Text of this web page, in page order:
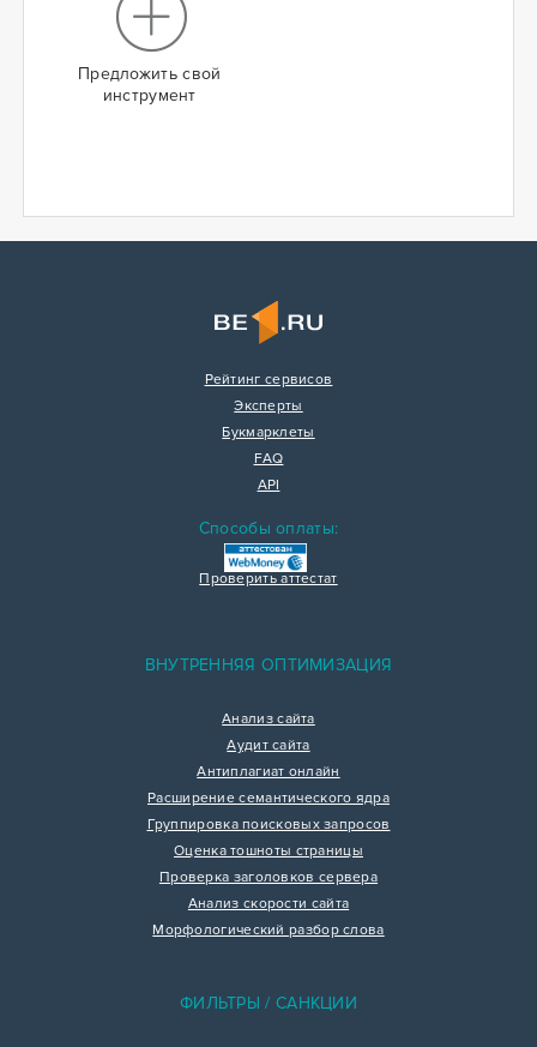
Предложить свой
инструмент
Рейтинг сервисов
Эксперты
Букмарклеты
FAQ
API
Способы оплаты:
Проверить аттестат
ВНУТРЕННЯЯ ОПТИМИЗАЦИЯ
Анализ сайта
Аудит сайта
Антиплагиат онлайн
Расширение семантического ядра
Группировка поисковых запросов
Оценка тошноты страницы
Проверка заголовков сервера
Анализ скорости сайта
Морфологический разбор слова
ФИЛЬТРЫ / САНКЦИИ